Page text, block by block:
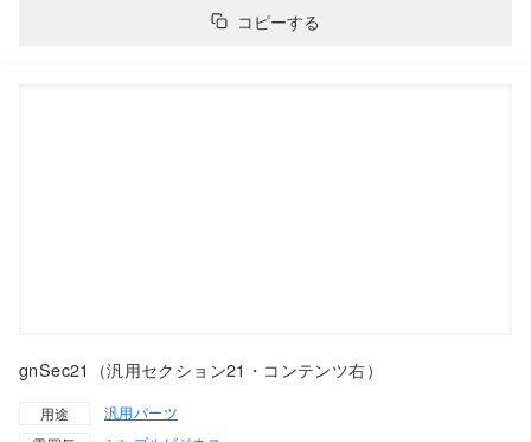
コピーする
gnSec21（汎用セクション21・コンテンツ右）
用途
汎用パーツ